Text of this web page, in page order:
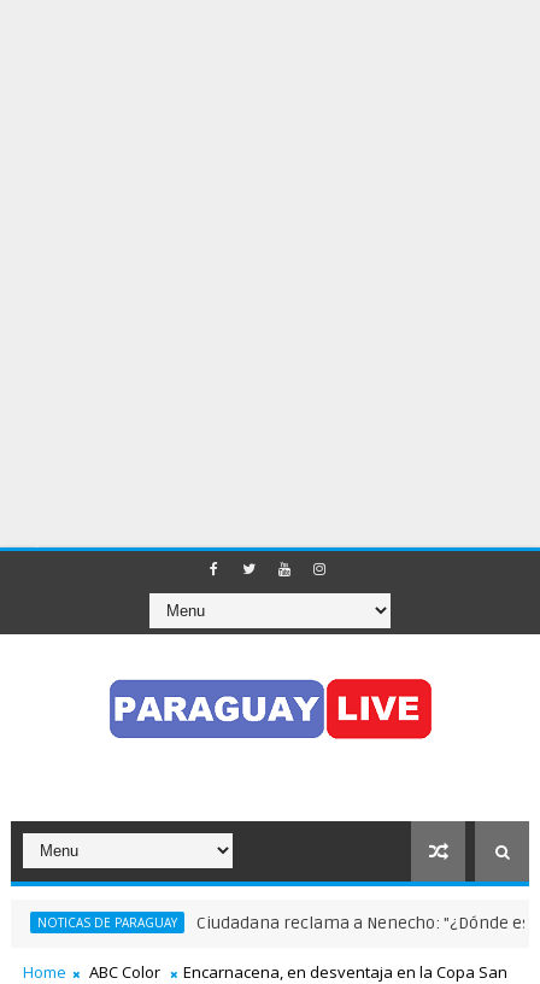
NOTICAS DE PARAGUAY Ciudadana reclama a Nenecho: "¿Dónde
Home ABC Color
Encarnacena, en desventaja en la Copa San